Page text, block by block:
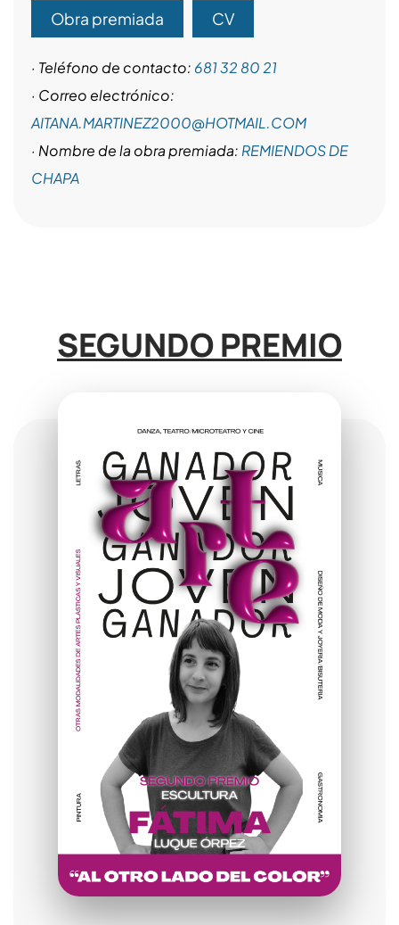
Obra premiada CV
· Teléfono de contacto: 681 32 80 21
· Correo electrónico:
AITANA.MARTINEZ2000@HOTMAIL.COM
· Nombre de la obra premiada: REMIENDOS DE
CHAPA
SEGUNDO PREMIO